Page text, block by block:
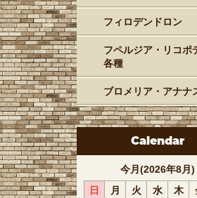
フィロデンドロン
フペルジア・リコポ
各種
ブロメリア・アナナ
Calendar
今月(2026年8月)
日
月 火 水 木